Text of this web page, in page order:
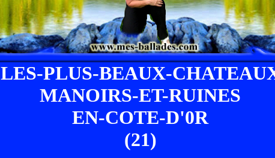
LES-PLUS-BEAUX-
MANOIRS-ET-RUINES
EN-COTE-D'0R
(21)